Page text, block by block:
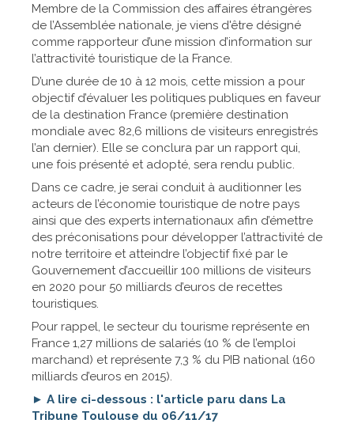
Membre de la Commission des affaires étrangères
de l’Assemblée nationale, je viens d'être désigné
comme rapporteur d’une mission d’information sur
l’attractivité touristique de la France.
D’une durée de 10 à 12 mois, cette mission a pour
objectif d’évaluer les politiques publiques en faveur
de la destination France (première destination
mondiale avec 82,6 millions de visiteurs enregistrés
l’an dernier). Elle se conclura par un rapport qui,
une fois présenté et adopté, sera rendu public.
Dans ce cadre, je serai conduit à auditionner les
acteurs de l’économie touristique de notre pays
ainsi que des experts internationaux afin d’émettre
des préconisations pour développer l’attractivité de
notre territoire et atteindre l’objectif fixé par le
Gouvernement d’accueillir 100 millions de visiteurs
en 2020 pour 50 milliards d’euros de recettes
touristiques.
Pour rappel, le secteur du tourisme représente en
France 1,27 millions de salariés (10 % de l’emploi
marchand) et représente 7,3 % du PIB national (160
milliards d’euros en 2015).
► A lire ci-dessous : l'article paru dans La
Tribune Toulouse du 06/11/17